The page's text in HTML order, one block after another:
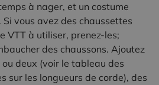
à nager, et un costume
vous avez des chaussettes
VTT à utiliser, prenez-les;
des chaussons. Ajoutez
deux (voir le tableau des
sur les longueurs de corde), des